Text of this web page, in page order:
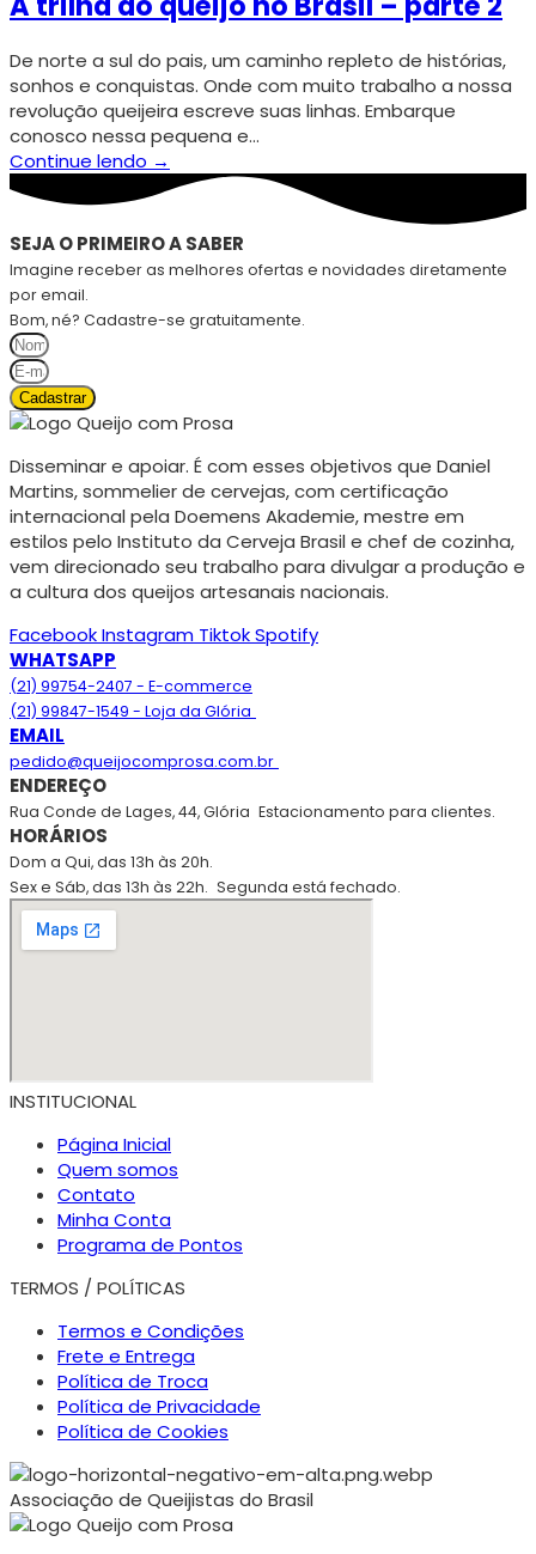
De norte a sul do pais, um caminho repleto de histórias,
sonhos e conquistas. Onde com muito trabalho a nossa
revolução queijeira escreve suas linhas. Embarque
conosco nessa pequena e…
Continue lendo →
SEJA O PRIMEIRO A SABER
Imagine receber as melhores ofertas e novidades diretamente
por email.
Bom, né? Cadastre-se gratuitamente.
Cadastrar
Disseminar e apoiar. É com esses objetivos que Daniel
Martins, sommelier de cervejas, com certificação
internacional pela Doemens Akademie, mestre em
estilos pelo Instituto da Cerveja Brasil e chef de cozinha,
vem direcionado seu trabalho para divulgar a produção e
a cultura dos queijos artesanais nacionais.
FacebookInstagram TiktokSpotify
WHATSAPP
(21) 99754-2407 - E-commerce
(21) 99847-1549 - Loja da Glória
EMAIL
pedido@queijocomprosa.com.br
ENDEREÇO
Rua Conde de Lages, 44, Glória Estacionamento para clientes.
HORÁRIOS
Dom a Qui, das 13h às 20h.
Sex e Sáb, das 13h às 22h. Segunda está fechado.
INSTITUCIONAL
Página Inicial
Quem somos
Contato
Minha Conta
Programa de Pontos
TERMOS / POLÍTICAS
Termos e Condições
Frete e Entrega
Política de Troca
Política de Privacidade
Política de Cookies
Associação de Queijistas do Brasil